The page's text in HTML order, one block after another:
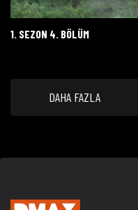
1. SEZON 4. BÖLÜM
DAHA FAZLA